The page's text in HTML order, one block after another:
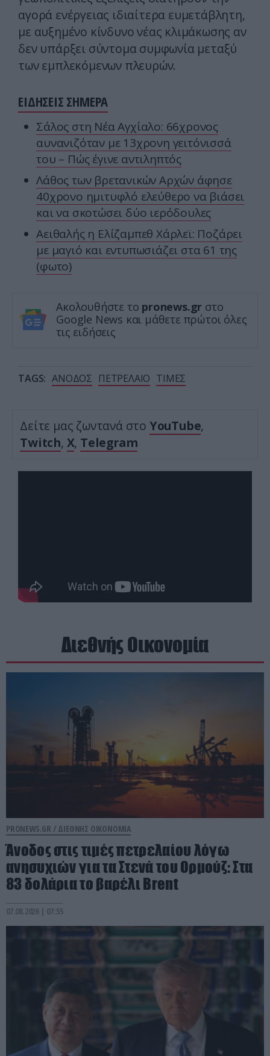
αγορά ενέργειας ιδιαίτερα ευμετάβλητη,
με αυξημένο κίνδυνο νέας κλιμάκωσης αν
δεν υπάρξει σύντομα συμφωνία μεταξύ
των εμπλεκόμενων πλευρών.
ΕΙΔΗΣΕΙΣ ΣΗΜΕΡΑ
Σάλος στη Νέα Αγχίαλο: 66χρονος
αυνανιζόταν με 13χρονη γειτόνισσά
του – Πώς έγινε αντιληπτός
Λάθος των βρετανικών Αρχών άφησε
40χρονο ημιτυφλό ελεύθερο να βιάσει
και να σκοτώσει δύο ιερόδουλες
Αειθαλής η Ελίζαμπεθ Χάρλεϊ: Ποζάρει
με μαγιό και εντυπωσιάζει στα 61 της
(φωτο)
Ακολουθήστε το pronews.gr στο
Google News και μάθετε πρώτοι όλες
τις ειδήσεις
TAGS: ΑΝΟΔΟΣ ΠΕΤΡΕΛΑΙΟ ΤΙΜΕΣ
Δείτε μας ζωντανά στο YouTube,
Twitch, X, Telegram
Διεθνής Οικονομία
PRONEWS.GR / ΔΙΕΘΝΗΣ ΟΙΚΟΝΟΜΙΑ
Άνοδος στις τιμές πετρελαίου λόγω
ανησυχιών για τα Στενά του Ορμούζ: Στα
83 δολάρια το βαρέλι Brent
07.08.2026 | 07:55